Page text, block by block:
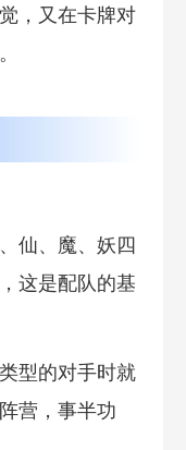
，又在卡牌对
仙、魔、妖四
这是配队的基
型的对手时就
营，事半功